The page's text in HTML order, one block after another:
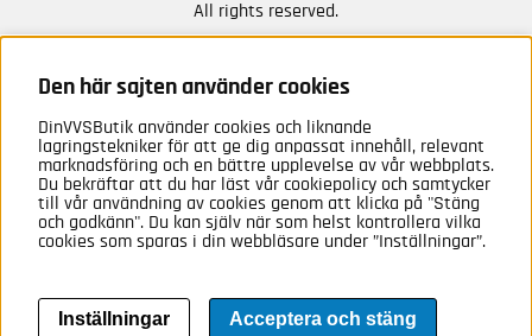
All rights reserved.
NYHETER FRÅN OSS
Anmäl mig
Den här sajten använder cookies
DinVVSButik använder cookies och liknande
lagringstekniker för att ge dig anpassat innehåll, relevant
marknadsföring och en bättre upplevelse av vår webbplats.
Du bekräftar att du har läst vår cookiepolicy och samtycker
till vår användning av cookies genom att klicka på "Stäng
och godkänn". Du kan själv när som helst kontrollera vilka
cookies som sparas i din webbläsare under ”Inställningar”.
Inställningar Acceptera och stäng